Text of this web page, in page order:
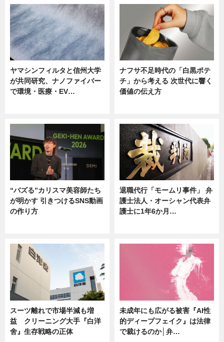
ヤマシンフィルタと信州大学
が共同研究、ナノファイバー
で環境・医療・EV…
ナフサ不足時代の「白黒ポテ
チ」から考える 次世代に響く
価値の伝え方
“バズる”カリスマ美容師たち
が明かす 引きつけるSNS動画
の作り方
退職代行「モームリ事件」 弁
護士法人・オーシャン代表弁
護士に1年6か月…
スーツ離れで市場半減も増
益 クリーニング大手『白洋
舍』生存戦略の正体
未成年にも広がる被害『AI性
的ディープフェイク』は法律
で裁けるのか│弁…